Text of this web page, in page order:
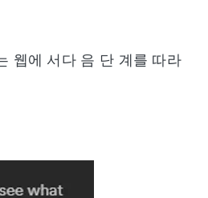
웹에 서다 음 단 계를 따라